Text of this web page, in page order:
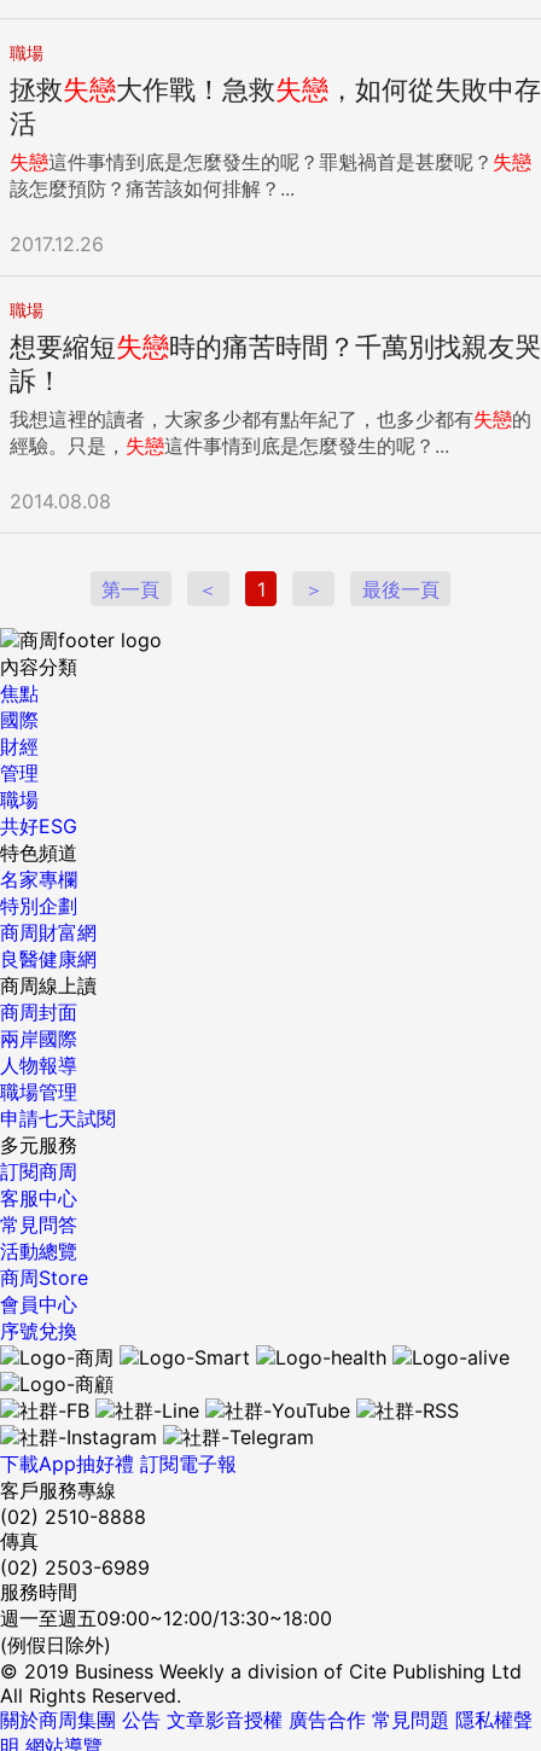
職場
拯救失戀大作戰！急救失戀 ，如何從失敗中存
活
失戀這件事情到底是怎麼發生的呢？罪魁禍首是甚麼呢？ 失戀
該怎麼預防？痛苦該如何排解？...
2017.12.26
職場
想要縮短失戀時的痛苦時間？千萬別找親友哭
訴！
我想這裡的讀者，大家多少都有點年紀了，也多少都有失戀的
經驗。只是， 失戀這件事情到底是怎麼發生的呢？...
2014.08.08
第一頁 ＜ 1 ＞ 最後一頁
內容分類
焦點
國際
財經
管理
職場
共好ESG
特色頻道
名家專欄
特別企劃
商周財富網
良醫健康網
商周線上讀
商周封面
兩岸國際
人物報導
職場管理
申請七天試閱
多元服務
訂閱商周
客服中心
常見問答
活動總覽
商周Store
會員中心
序號兌換
下載App抽好禮 訂閱電子報
客戶服務專線
(02) 2510-8888
傳真
(02) 2503-6989
服務時間
週一至週五09:00~12:00/13:30~18:00
(例假日除外)
© 2019 Business Weekly a division of Cite Publishing Ltd
All Rights Reserved.
關於商周集團 公告 文章影音授權 廣告合作 常見問題 隱私權聲
明 網站導覽